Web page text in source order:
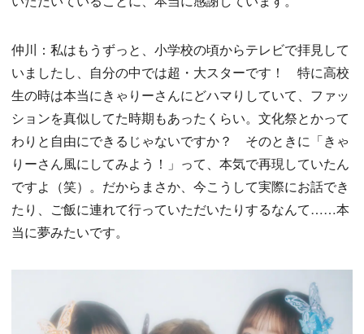
仲川：私はもうずっと、小学校の頃からテレビで拝見して
いましたし、自分の中では超・大スターです！ 特に高校
生の時は本当にきゃりーさんにどハマりしていて、ファッ
ションを真似してた時期もあったくらい。文化祭とかって
わりと自由にできるじゃないですか？ そのときに「きゃ
りーさん風にしてみよう！」って、本気で再現していたん
ですよ（笑）。だからまさか、今こうして実際にお話でき
たり、ご飯に連れて行っていただいたりするなんて……本
当に夢みたいです。